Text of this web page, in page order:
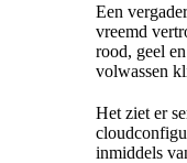
Een
vreemd
rood, geel
volwassen
Het ziet er
inmiddels